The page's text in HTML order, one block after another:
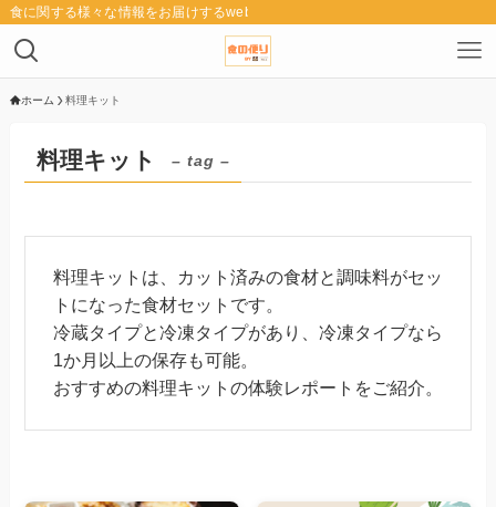
食に関する様々な情報をお届けするwebメディア「食の便り」
ホーム 料理キット
料理キット – tag –
料理キットは、カット済みの食材と調味料がセッ
トになった食材セットです。
冷蔵タイプと冷凍タイプがあり、冷凍タイプなら
1か月以上の保存も可能。
おすすめの料理キットの体験レポートをご紹介。